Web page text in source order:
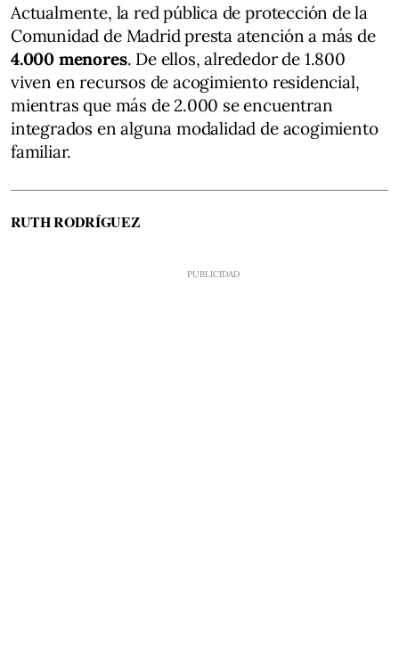
Actualmente, la red pública de protección de la
Comunidad de Madrid presta atención a más de
4.000 menores. De ellos, alrededor de 1.800
viven en recursos de acogimiento residencial,
mientras que más de 2.000 se encuentran
integrados en alguna modalidad de acogimiento
familiar.
RUTH RODRÍGUEZ